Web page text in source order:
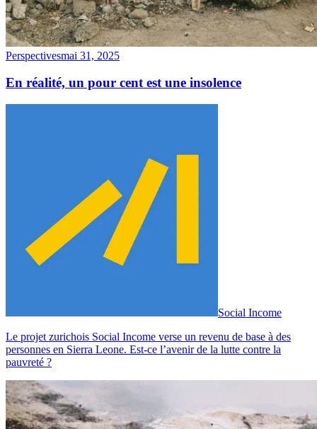
Perspectivesmai 31, 2025
En réalité, un pour cent est une insolence
Social Income
Le projet zurichois Social Income verse un revenu de base à des
personnes en Sierra Leone. Est-ce l’avenir de la lutte contre la
pauvreté ?